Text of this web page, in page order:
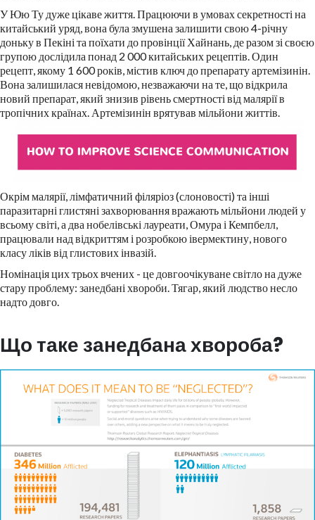
У Юю Ту дуже цікаве життя. Працюючи в умовах секретності на
китайський уряд, вона була змушена залишити свою 4-річну
доньку в Пекіні та поїхати до провінції Хайнань, де разом зі своєю
групою дослідила понад 2 000 китайських рецептів. Один
рецепт, якому 1 600 років, містив ключ до препарату артемізинін.
Вона залишилася невідомою, незважаючи на те, що відкрила
новий препарат, який знизив рівень смертності від малярії в
тропічних країнах. Артемізинін врятував мільйони життів.
Окрім малярії, лімфатичний філяріоз (слоновості) та інші
паразитарні глистяні захворювання вражають мільйони людей у
всьому світі, а два нобелівські лауреати, Омура і Кемпбелл,
працювали над відкриттям і розробкою івермектину, нового
класу ліків від глистових інвазій.
Номінація цих трьох вчених - це довгоочікуване світло на дуже
стару проблему: занедбані хвороби. Тягар, який людство несло
надто довго.
Що таке занедбана хвороба?